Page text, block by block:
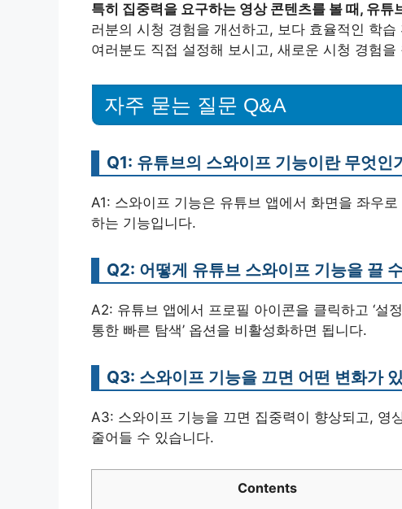
특히 집중력을 요구하는 영상 콘텐츠를 볼 때, 유
러분의 시청 경험을 개선하고, 보다 효율적인 학
여러분도 직접 설정해 보시고, 새로운 시청 경험을
자주 묻는 질문 Q&A
Q1: 유튜브의 스와이프 기능이란 무엇인
A1: 스와이프 기능은 유튜브 앱에서 화면을 좌우
하는 기능입니다.
Q2: 어떻게 유튜브 스와이프 기능을 끌
A2: 유튜브 앱에서 프로필 아이콘을 클릭하고 ‘설
통한 빠른 탐색’ 옵션을 비활성화하면 됩니다.
Q3: 스와이프 기능을 끄면 어떤 변화가
A3: 스와이프 기능을 끄면 집중력이 향상되고, 영
줄어들 수 있습니다.
Contents